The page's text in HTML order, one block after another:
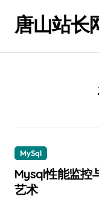
唐山站长
MySql
Mysql性能监控
艺术